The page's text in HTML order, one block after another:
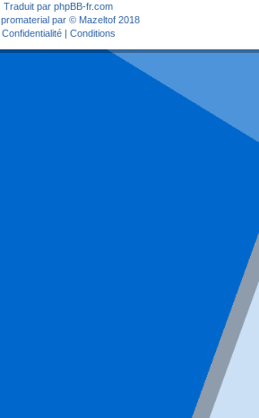
Traduit par phpBB-fr.com
promaterial par © Mazeltof 2018
Confidentialité| Conditions